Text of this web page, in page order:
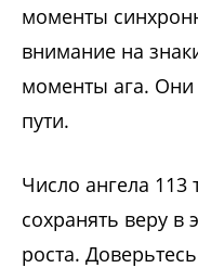
моменты
внимание на
моменты ага.
пути.
Число ангела 113
сохранять веру в
роста.